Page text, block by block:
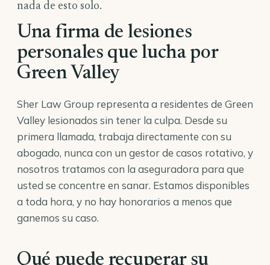
nada de esto solo.
Una firma de lesiones
personales que lucha por
Green Valley
Sher Law Group representa a residentes de Green
Valley lesionados sin tener la culpa. Desde su
primera llamada, trabaja directamente con su
abogado, nunca con un gestor de casos rotativo, y
nosotros tratamos con la aseguradora para que
usted se concentre en sanar. Estamos disponibles
a toda hora, y no hay honorarios a menos que
ganemos su caso.
Qué puede recuperar su